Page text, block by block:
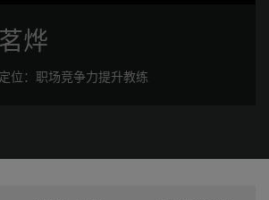
烨
位： 职场竞争力提升教练